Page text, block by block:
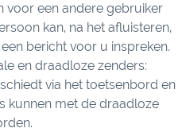
voor een andere gebruiker
kan, na het afluisteren,
bericht voor u inspreken.
en draadloze zenders:
via het toetsenbord en
kunnen met de draadloze